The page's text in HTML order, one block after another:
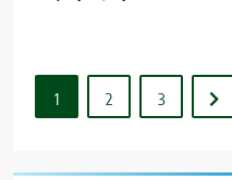
1 2 3